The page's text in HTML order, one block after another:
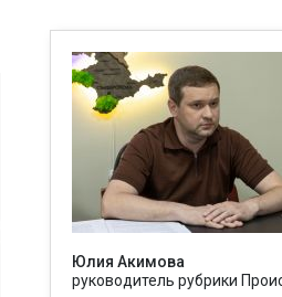
Юлия Акимова
руководитель рубрики